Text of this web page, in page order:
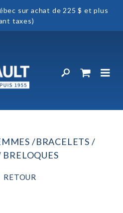
sur achat de 225 $ et plus
taxes)
BRACELETS
BRELOQUES
RETOUR